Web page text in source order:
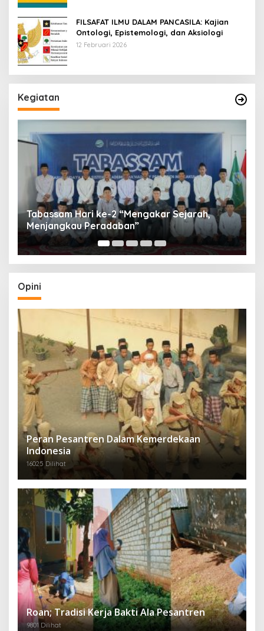
FILSAFAT ILMU DALAM PANCASILA: Kajian
Ontologi, Epistemologi, dan Aksiologi
12 Februari 2026
Kegiatan
Tabassam Ma’had Aly Pesantren Maslakul
Huda fi Ushul al-Fiqh 2026: Mengakar Sejarah,
Menjangkau Peradaban”
Opini
Peran Pesantren Dalam Kemerdekaan
Indonesia
16025 Dilihat
Roan; Tradisi Kerja Bakti Ala Pesantren
9801 Dilihat